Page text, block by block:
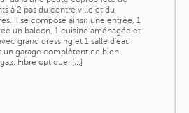
à 2 pas du centre ville et du
Il se compose ainsi: une entrée, 1
un balcon, 1 cuisine aménagée et
grand dressing et 1 salle d'eau
un garage complètent ce bien.
Fibre optique. [...]